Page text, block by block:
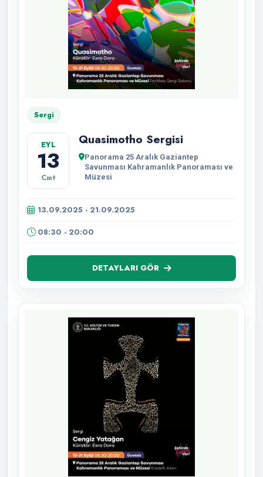
Sergi
EYL
13
Cmt
Quasimotho Sergisi
Panorama 25 Aralık Gaziantep
Savunması Kahramanlık Panoraması ve
Müzesi
13.09.2025 - 21.09.2025
08:30 - 20:00
DETAYLARI GÖR